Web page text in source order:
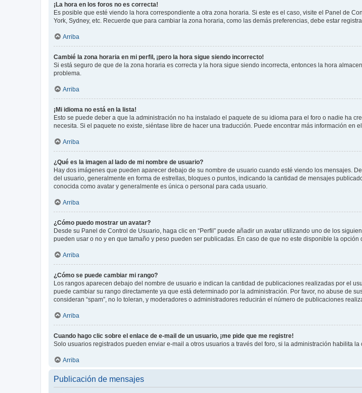
¡La hora en los foros no es correcta!
Es posible que esté viendo la hora correspondiente a otra zona horaria. Si este es el caso, visite el Panel de
York, Sydney, etc. Recuerde que para cambiar la zona horaria, como las demás preferencias, debe estar
Arriba
Cambié la zona horaria en mi perfil, ¡pero la hora sigue siendo incorrecto!
Si está seguro de que de la zona horaria es correcta y la hora sigue siendo incorrecta, entonces la hora
problema.
Arriba
¡Mi idioma no está en la lista!
Esto se puede deber a que la administración no ha instalado el paquete de su idioma para el foro o nadie ha
necesita. Si el paquete no existe, siéntase libre de hacer una traducción. Puede encontrar más información en
Arriba
¿Qué es la imagen al lado de mi nombre de usuario?
Hay dos imágenes que pueden aparecer debajo de su nombre de usuario cuando esté viendo los mensajes.
del usuario, generalmente en forma de estrellas, bloques o puntos, indicando la cantidad de mensajes
conocida como avatar y generalmente es única o personal para cada usuario.
Arriba
¿Cómo puedo mostrar un avatar?
Desde su Panel de Control de Usuario, haga clic en “Perfil” puede añadir un avatar utilizando uno de los
pueden usar o no y en que tamaño y peso pueden ser publicadas. En caso de que no este disponible la
Arriba
¿Cómo se puede cambiar mi rango?
Los rangos aparecen debajo del nombre de usuario e indican la cantidad de publicaciones realizadas por el
puede cambiar su rango directamente ya que está determinado por la administración. Por favor, no abuse de
consideran “spam”, no lo toleran, y moderadores o administradores reducirán el número de publicaciones
Arriba
Cuando hago clic sobre el enlace de e-mail de un usuario, ¡me pide que me registre!
Solo usuarios registrados pueden enviar e-mail a otros usuarios a través del foro, si la administración habilita
Arriba
Publicación de mensajes